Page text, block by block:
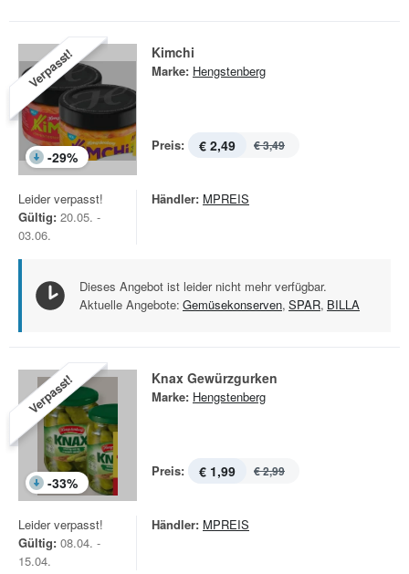
Verpasst!
-29%
Kimchi
Marke: Hengstenberg
Preis: € 2,49 € 3,49
Leider verpasst!
Gültig: 20.05. -
03.06.
Händler: MPREIS
Dieses Angebot ist leider nicht mehr verfügbar.
Aktuelle Angebote: Gemüsekonserven, SPAR, BILLA
Verpasst!
-33%
Knax Gewürzgurken
Marke: Hengstenberg
Preis: € 1,99 € 2,99
Leider verpasst!
Gültig: 08.04. -
15.04.
Händler: MPREIS